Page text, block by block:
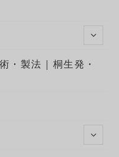
・製法｜桐生発・